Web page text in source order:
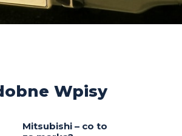
Wpisy
Mitsubishi – co to